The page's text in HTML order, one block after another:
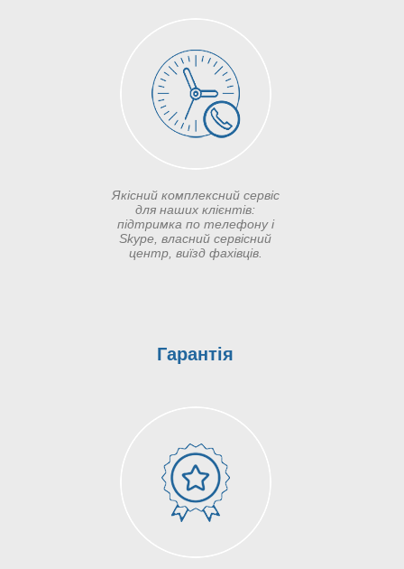
Якісний комплексний сервіс
для наших клієнтів:
підтримка по телефону і
Skype, власний сервісний
центр, виїзд фахівців.
Гарантія